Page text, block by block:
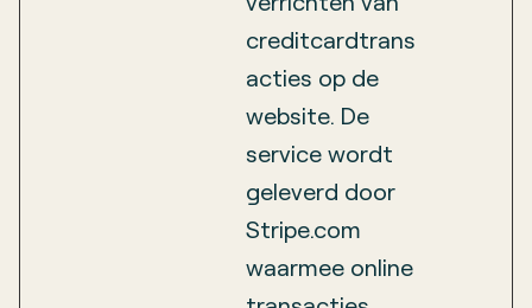
creditcardtrans
acties op de
website. De
service wordt
geleverd door
Stripe.com
waarmee online